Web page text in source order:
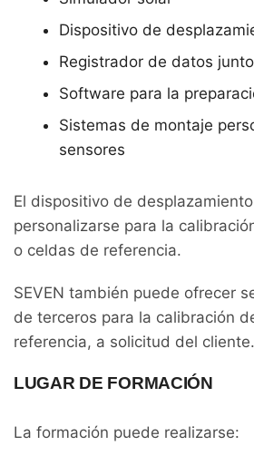
Dispositivo de
Registrador de datos
Software para la
Sistemas de montaje
sensores
El dispositivo de
personalizarse para la
o celdas de referencia.
SEVEN también puede ofrecer
de terceros para la calibración
referencia, a solicitud del cliente.
LUGAR DE FORMACIÓN
La formación puede realizarse: